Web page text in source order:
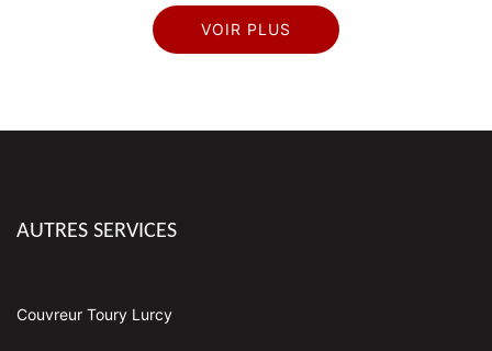
VOIR PLUS
AUTRES SERVICES
Couvreur Toury Lurcy